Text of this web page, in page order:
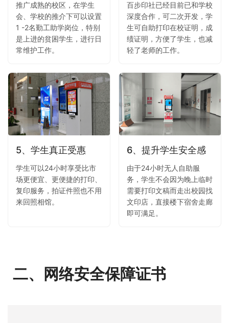
推广成熟的校区，在学生
会、学校的推介下可以设置
1 -2名勤工助学岗位，特别
是上进的贫困学生，进行日
常维护工作。
百步印社已经目前已和学校
深度合作，可二次开发，学
生可自助打印在校证明，成
绩证明，方便了学生，也减
轻了老师的工作。
5、学生真正受惠
学生可以24小时享受比市
场更便宜、更便捷的打印、
复印服务，拍证件照也不用
来回照相馆。
6、提升学生安全感
由于24小时无人自助服
务，学生不会因为晚上临时
需要打印文稿而走出校园找
文印店，直接楼下宿舍走廊
即可满足。
二、网络安全保障证书